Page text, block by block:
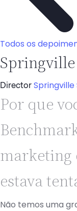
Todos os
Director
Por que
marketing
estava
Não temos uma